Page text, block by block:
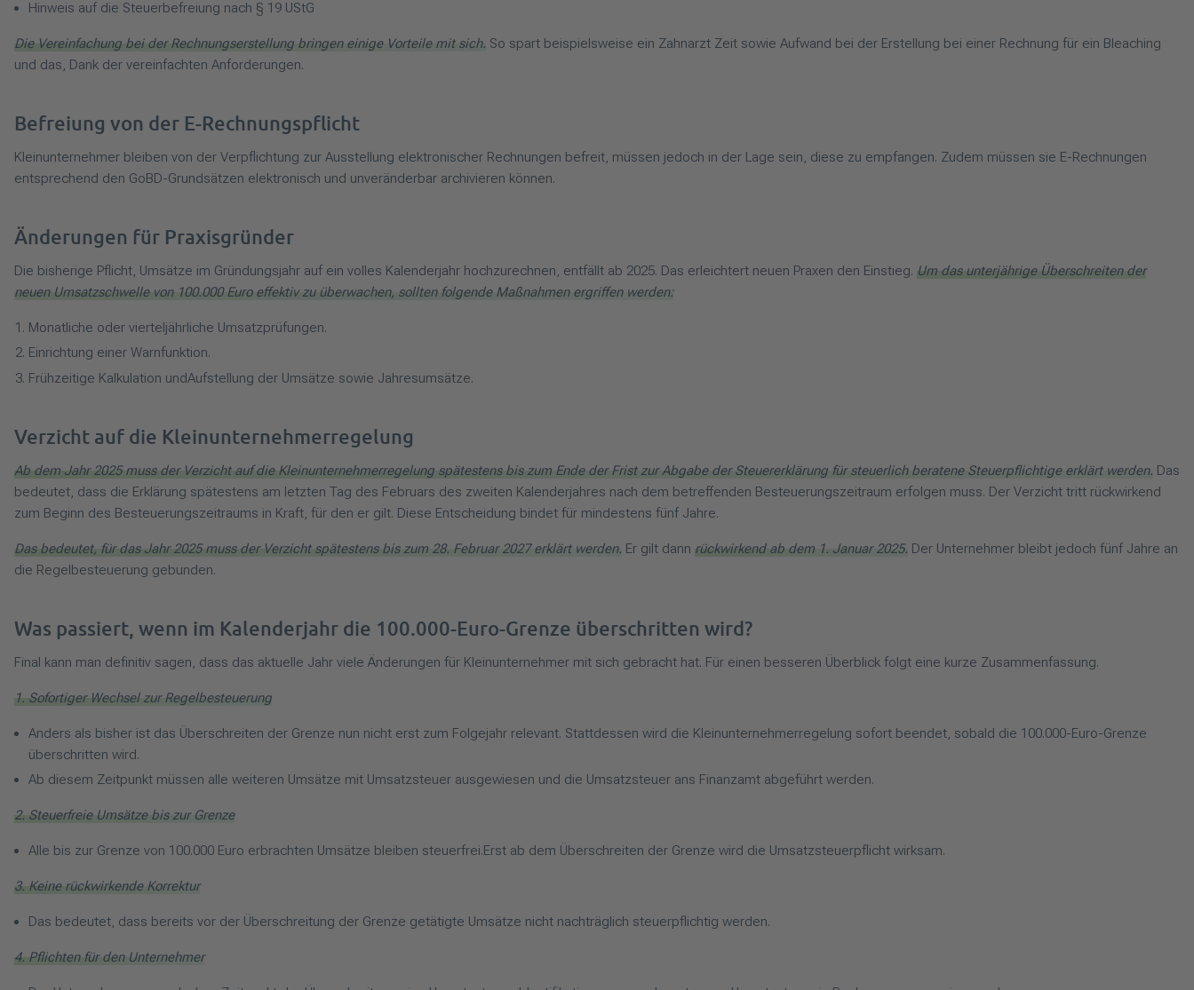
Hinweis auf die Steuerbefreiung nach § 19 UStG
Die Vereinfachung bei der Rechnungserstellung bringen einige Vorteile mit sich. So spart beispielsweise ein Zahnarzt Zeit sowie Aufwand bei der Erstellung bei einer Rechnung für ein Bleaching
und das, Dank der vereinfachten Anforderungen.
Befreiung von der E-Rechnungspflicht
Kleinunternehmer bleiben von der Verpflichtung zur Ausstellung elektronischer Rechnungen befreit, müssen jedoch in der Lage sein, diese zu empfangen. Zudem müssen sie E-Rechnungen
entsprechend den GoBD-Grundsätzen elektronisch und unveränderbar archivieren können.
Änderungen für Praxisgründer
Die bisherige Pflicht, Umsätze im Gründungsjahr auf ein volles Kalenderjahr hochzurechnen, entfällt ab 2025. Das erleichtert neuen Praxen den Einstieg. Um das unterjährige Überschreiten der
neuen Umsatzschwelle von 100.000 Euro effektiv zu überwachen, sollten folgende Maßnahmen ergriffen werden:
Monatliche oder vierteljährliche Umsatzprüfungen.
Einrichtung einer Warnfunktion.
Frühzeitige Kalkulation undAufstellung der Umsätze sowie Jahresumsätze.
Verzicht auf die Kleinunternehmerregelung
Ab dem Jahr 2025 muss der Verzicht auf die Kleinunternehmerregelung spätestens bis zum Ende der Frist zur Abgabe der Steuererklärung für steuerlich beratene Steuerpflichtige erklärt werden. Das
bedeutet, dass die Erklärung spätestens am letzten Tag des Februars des zweiten Kalenderjahres nach dem betreffenden Besteuerungszeitraum erfolgen muss. Der Verzicht tritt rückwirkend
zum Beginn des Besteuerungszeitraums in Kraft, für den er gilt. Diese Entscheidung bindet für mindestens fünf Jahre.
Das bedeutet, für das Jahr 2025 muss der Verzicht spätestens bis zum 28. Februar 2027 erklärt werden. Er gilt dann rückwirkend ab dem 1. Januar 2025. Der Unternehmer bleibt jedoch fünf Jahre an
die Regelbesteuerung gebunden.
Was passiert, wenn im Kalenderjahr die 100.000-Euro-Grenze überschritten wird?
Final kann man definitiv sagen, dass das aktuelle Jahr viele Änderungen für Kleinunternehmer mit sich gebracht hat. Für einen besseren Überblick folgt eine kurze Zusammenfassung.
1. Sofortiger Wechsel zur Regelbesteuerung
Anders als bisher ist das Überschreiten der Grenze nun nicht erst zum Folgejahr relevant. Stattdessen wird die Kleinunternehmerregelung sofort beendet, sobald die 100.000-Euro-Grenze
überschritten wird.
Ab diesem Zeitpunkt müssen alle weiteren Umsätze mit Umsatzsteuer ausgewiesen und die Umsatzsteuer ans Finanzamt abgeführt werden.
2. Steuerfreie Umsätze bis zur Grenze
Alle bis zur Grenze von 100.000 Euro erbrachten Umsätze bleiben steuerfrei.Erst ab dem Überschreiten der Grenze wird die Umsatzsteuerpflicht wirksam.
3. Keine rückwirkende Korrektur
Das bedeutet, dass bereits vor der Überschreitung der Grenze getätigte Umsätze nicht nachträglich steuerpflichtig werden.
4. Pflichten für den Unternehmer